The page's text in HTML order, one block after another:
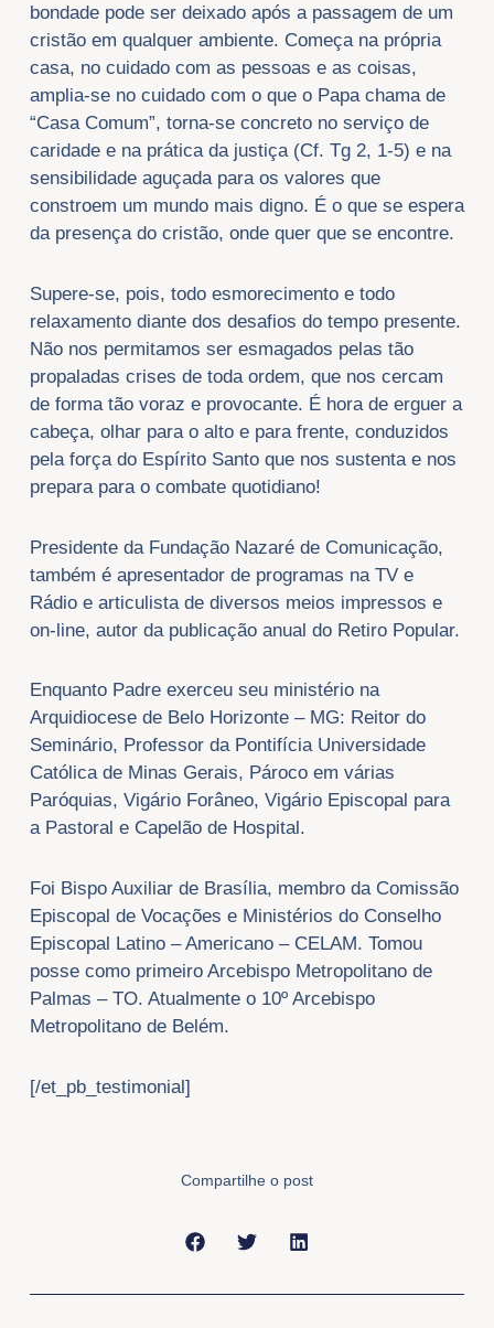
bondade pode ser deixado após a passagem de um
cristão em qualquer ambiente. Começa na própria
casa, no cuidado com as pessoas e as coisas,
amplia-se no cuidado com o que o Papa chama de
“Casa Comum”, torna-se concreto no serviço de
caridade e na prática da justiça (Cf. Tg 2, 1-5) e na
sensibilidade aguçada para os valores que
constroem um mundo mais digno. É o que se espera
da presença do cristão, onde quer que se encontre.
Supere-se, pois, todo esmorecimento e todo
relaxamento diante dos desafios do tempo presente.
Não nos permitamos ser esmagados pelas tão
propaladas crises de toda ordem, que nos cercam
de forma tão voraz e provocante. É hora de erguer a
cabeça, olhar para o alto e para frente, conduzidos
pela força do Espírito Santo que nos sustenta e nos
prepara para o combate quotidiano!​
Presidente da Fundação Nazaré de Comunicação,
também é apresentador de programas na TV e
Rádio e articulista de diversos meios impressos e
on-line, autor da publicação anual do Retiro Popular.
Enquanto Padre exerceu seu ministério na
Arquidiocese de Belo Horizonte – MG: Reitor do
Seminário, Professor da Pontifícia Universidade
Católica de Minas Gerais, Pároco em várias
Paróquias, Vigário Forâneo, Vigário Episcopal para
a Pastoral e Capelão de Hospital.
Foi Bispo Auxiliar de Brasília, membro da Comissão
Episcopal de Vocações e Ministérios do Conselho
Episcopal Latino – Americano – CELAM. Tomou
posse como primeiro Arcebispo Metropolitano de
Palmas – TO. Atualmente o 10º Arcebispo
Metropolitano de Belém.
[/et_pb_testimonial]
Compartilhe o post